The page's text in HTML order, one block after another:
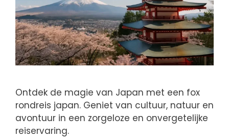
Ontdek de magie van Japan met een fox
rondreis japan. Geniet van cultuur, natuur en
avontuur in een zorgeloze en onvergetelijke
reiservaring.